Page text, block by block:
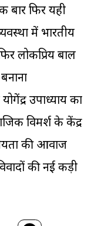
बार फिर यही
में भारतीय
लोकप्रिय बाल
उपाध्याय का
विमर्श के केंद्र
की आवाज
की नई कड़ी